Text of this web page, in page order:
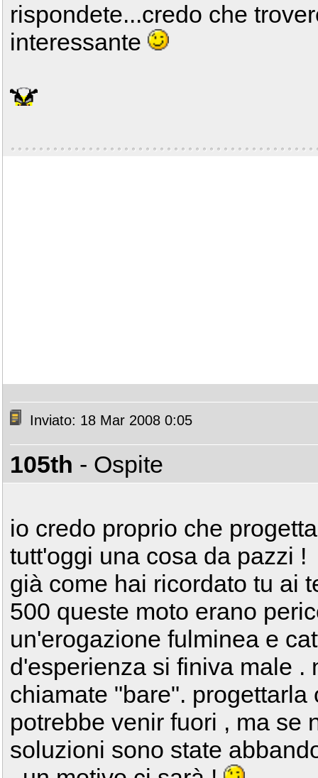
rispondete...credo che
interessante
Inviato: 18 Mar 2008 0:05
105th - Ospite
io credo proprio che
tutt'oggi una cosa da pazzi !
già come hai ricordato tu ai
500 queste moto erano
un'erogazione fulminea e
d'esperienza si finiva male .
chiamate "bare".
potrebbe venir fuori , ma se
soluzioni sono state